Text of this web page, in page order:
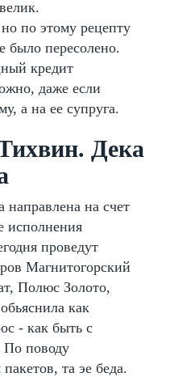
по этому рецепту
было пересолено.
кредит
даже если
а на ее супруга.
Дека
направлена на счет
исполнения
проведут
Магнитогорский
Полюс Золото,
как
- как быть с
По поводу
та эе беда.